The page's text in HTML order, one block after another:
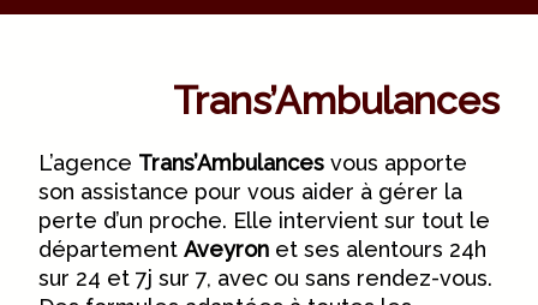
Trans’Ambulances
L’agence Trans’Ambulances vous apporte
son assistance pour vous aider à gérer la
perte d’un proche. Elle intervient sur tout le
département Aveyron et ses alentours 24h
sur 24 et 7j sur 7, avec ou sans rendez-vous.